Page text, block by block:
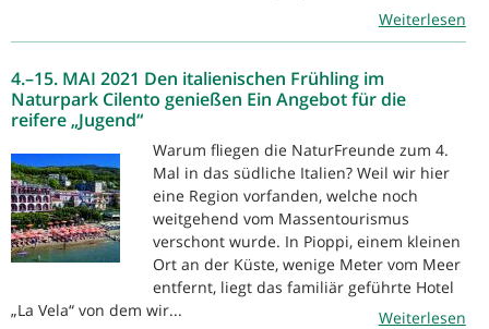
Weiterlesen
4.–15. MAI 2021 Den italienischen Frühling im
Naturpark Cilento genießen Ein Angebot für die
reifere „Jugend“
Warum fliegen die NaturFreunde zum 4.
Mal in das südliche Italien? Weil wir hier
eine Region vorfanden, welche noch
weitgehend vom Massentourismus
verschont wurde. In Pioppi, einem kleinen
Ort an der Küste, wenige Meter vom Meer
entfernt, liegt das familiär geführte Hotel
„La Vela“ von dem wir...
Weiterlesen